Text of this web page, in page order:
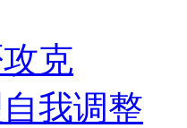
克
我调整